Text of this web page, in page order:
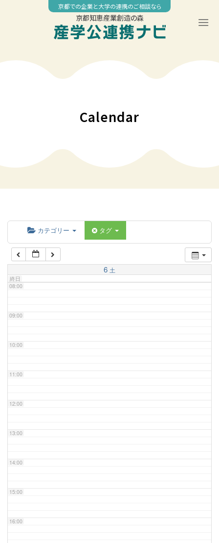
京都での企業と大学の連携のご相談なら
京都知恵産業創造の森
Calendar
カテゴリー タグ
6 土
終日
04:00
07:00
08:00
09:00
10:00
11:00
12:00
13:00
14:00
15:00
16:00